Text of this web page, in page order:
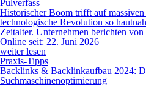
Pulverfass
Historischer Boom trifft auf
technologische Revolution so
Zeitalter. Unternehmen berichten
Online seit: 22. Juni 2026
weiter lesen
Praxis-Tipps
Backlinks & Backlinkaufbau 2024:
Suchmaschinenoptimierung